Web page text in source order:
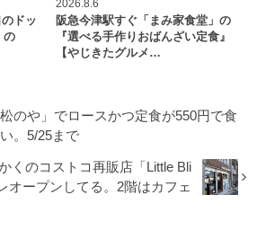
ドッ
の
2026.8.6
阪急今津駅すぐ「まみ家食堂」の
『選べる手作りおばんざい定食』
【やじきたグルメ…
のや」でロースかつ定食が550円で食
。5/25まで
くのコストコ再販店「Little Bli
オープンしてる。2階はカフェ